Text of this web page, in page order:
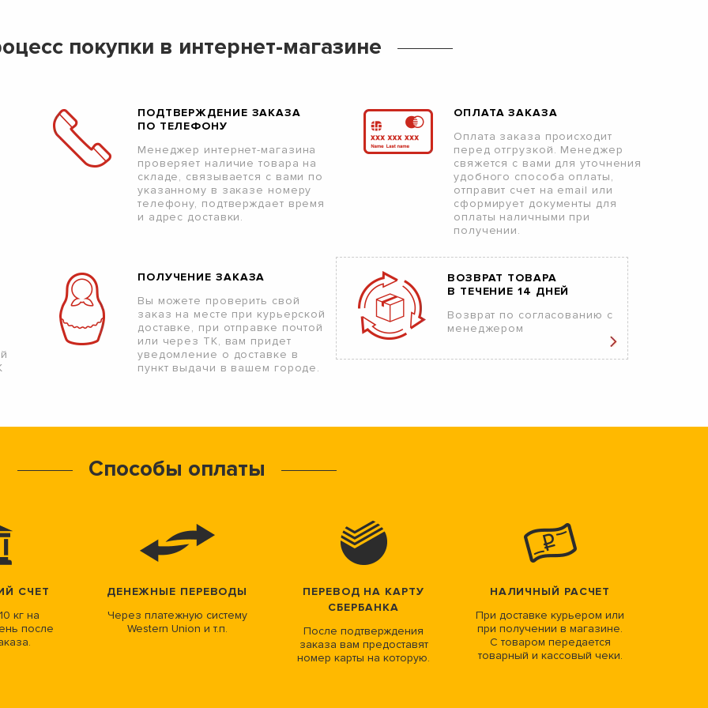
покупки в интернет-магазине
ПОДТВЕРЖДЕНИЕ ЗАКАЗА
ПО ТЕЛЕФОНУ
Менеджер интернет-магазина
проверяет наличие товара на
складе, связывается с вами по
указанному в заказе номеру
телефону, подтверждает время
и адрес доставки.
ОПЛАТА ЗАКАЗА
Оплата заказа происходит
перед отгрузкой. Менеджер
свяжется с вами для уточнения
удобного способа оплаты,
отправит счет на email или
сформирует документы для
оплаты наличными при
получении.
ПОЛУЧЕНИЕ ЗАКАЗА
Вы можете проверить свой
заказ на месте при курьерской
доставке, при отправке почтой
или через ТК, вам придет
уведомление о доставке в
пункт выдачи в вашем городе.
ВОЗВРАТ ТОВАРА
В ТЕЧЕНИЕ 14 ДНЕЙ
Возврат по согласованию с
менеджером
Способы оплаты
СЧЕТ
кг на
после
ДЕНЕЖНЫЕ ПЕРЕВОДЫ
Через платежную систему
Western Union и т.п.
ПЕРЕВОД НА КАРТУ
СБЕРБАНКА
После подтверждения
заказа вам предоставят
номер карты на которую.
НАЛИЧНЫЙ РАСЧЕТ
При доставке курьером или
при получении в магазине.
С товаром передается
товарный и кассовый чеки.